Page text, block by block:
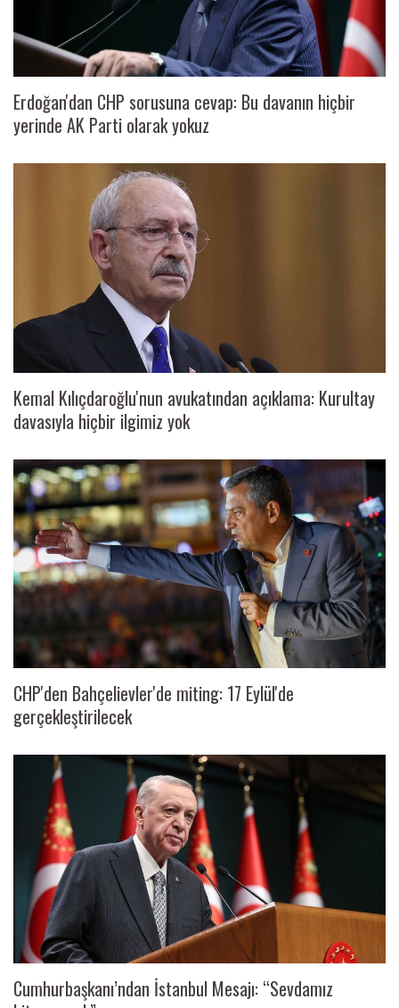
Erdoğan'dan CHP sorusuna cevap: Bu davanın hiçbir
yerinde AK Parti olarak yokuz
Kemal Kılıçdaroğlu'nun avukatından açıklama: Kurultay
davasıyla hiçbir ilgimiz yok
CHP'den Bahçelievler'de miting: 17 Eylül'de
gerçekleştirilecek
Cumhurbaşkanı’ndan İstanbul Mesajı: “Sevdamız